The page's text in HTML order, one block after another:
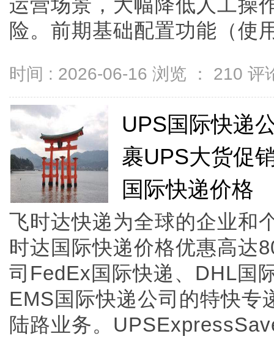
运营场景，大幅降低人工操
险。前期基础配置功能（使
时间 : 2026-06-16 浏览 ： 210 评
UPS国际快递
裹UPS大货促
国际快递价格
飞时达快递为全球的企业和
时达国际快递价格优惠高达
司FedEx国际快递、DHL国
EMS国际快递公司的特快专
陆路业务。